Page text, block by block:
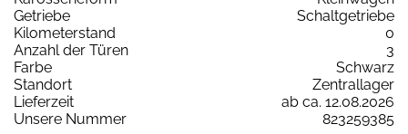
Getriebe
Schaltgetriebe
Kilometerstand
0
Anzahl der Türen
3
Farbe
Schwarz
Standort
Zentrallager
Lieferzeit
ab ca. 12.08.2026
Unsere Nummer
823259385